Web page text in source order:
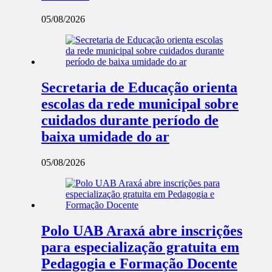
05/08/2026
Secretaria de Educação orienta
escolas da rede municipal sobre
cuidados durante período de
baixa umidade do ar
05/08/2026
Polo UAB Araxá abre inscrições
para especialização gratuita em
Pedagogia e Formação Docente